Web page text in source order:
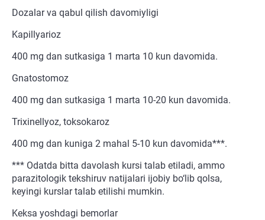
Dozalar va qabul qilish davomiyligi
Kapillyarioz
400 mg dan sutkasiga 1 marta 10 kun davomida.
Gnatostomoz
400 mg dan sutkasiga 1 marta 10-20 kun davomida.
Trixinellyoz, toksokaroz
400 mg dan kuniga 2 mahal 5-10 kun davomida***.
*** Odatda bitta davolash kursi talab etiladi, ammo
parazitologik tekshiruv natijalari ijobiy bo‘lib qolsa,
keyingi kurslar talab etilishi mumkin.
Keksa yoshdagi bemorlar